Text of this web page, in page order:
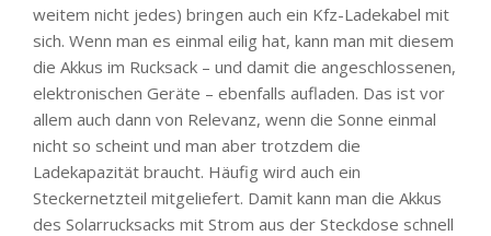
weitem nicht jedes) bringen auch ein Kfz-Ladekabel mit
sich. Wenn man es einmal eilig hat, kann man mit diesem
die Akkus im Rucksack – und damit die angeschlossenen,
elektronischen Geräte – ebenfalls aufladen. Das ist vor
allem auch dann von Relevanz, wenn die Sonne einmal
nicht so scheint und man aber trotzdem die
Ladekapazität braucht. Häufig wird auch ein
Steckernetzteil mitgeliefert. Damit kann man die Akkus
des Solarrucksacks mit Strom aus der Steckdose schnell